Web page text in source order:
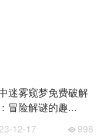
迷雾窥梦免费破解
冒险解谜的趣...
12-17 998